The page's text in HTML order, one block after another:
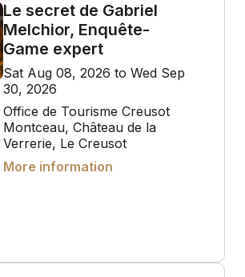
Le secret de Gabriel
Melchior, Enquête-
Game expert
Sat Aug 08, 2026 to Wed Sep
30, 2026
Office de Tourisme Creusot
Montceau, Château de la
Verrerie, Le Creusot
More information